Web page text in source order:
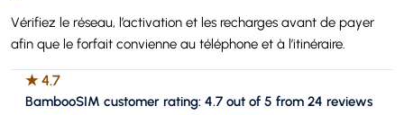
Vérifiez le réseau, l’activation et les recharges avant de payer
afin que le forfait convienne au téléphone et à l’itinéraire.
★4.7
BambooSIM customer rating: 4.7 out of 5 from 24 reviews